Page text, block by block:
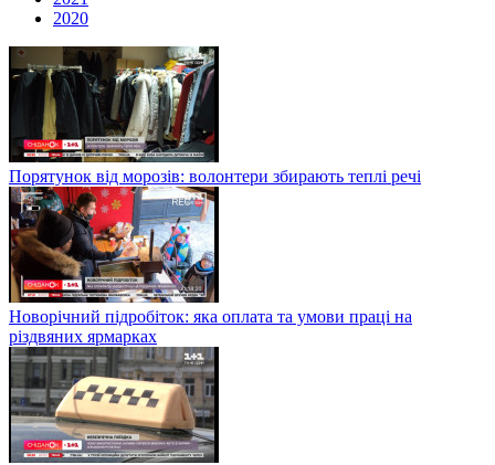
2020
Порятунок від морозів: волонтери збирають теплі речі
Новорічний підробіток: яка оплата та умови праці на
різдвяних ярмарках